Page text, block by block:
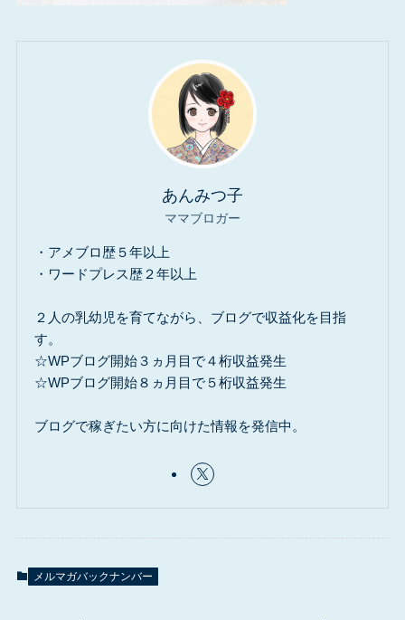
あんみつ子
ママブロガー
・アメブロ歴５年以上
・ワードプレス歴２年以上
２人の乳幼児を育てながら、ブログで収益化を目指
す。
☆WPブログ開始３ヵ月目で４桁収益発生
☆WPブログ開始８ヵ月目で５桁収益発生
ブログで稼ぎたい方に向けた情報を発信中。
メルマガバックナンバー